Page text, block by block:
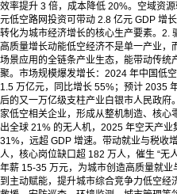
效率提升 3 倍，成本降低 20%。空域资
元低空路网投资可带动 2.8 亿元 GDP 增
转化为城市经济增长的核心生产要素。2.
高质量增长动能低空经济不是单一产业，
场景应用的全链条产业生态，能带动传
聚。市场规模爆发增长：2024 年中国低
1.5 万亿元，同比增长 55%；预计 2035
后的又一万亿级支柱产业白银市人民政
家低空相关企业，形成从整机制造、核
出全球 21% 的无人机，2025 年空天产
31%，远超 GDP 增速。带动就业与税收
人，核心岗位缺口超 182 万人，催生 “无
年薪 15-35 万元，为城市创造高质量就
到主动赋能，提升城市综合竞争力低空经